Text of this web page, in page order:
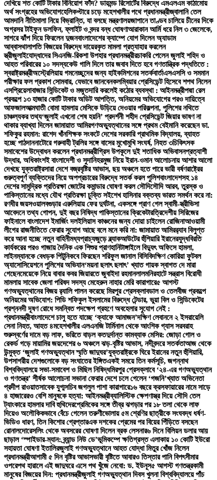
দেখিয়ে শত কোটি টাকার বিনিয়োগ ফাঁদ? ডায়মন্ড রিসোর্টের বিরুদ্ধে এমএলএম কাঠামোয়
অর্থ সংগ্রহের অভিযোগহেলিকপ্টারে চড়ে মহেশখালীর পথে প্রধানমন্ত্রীজ্বালানি তেল
আমদানি নীতিমালা নিয়ে বিভ্রান্তি, যা বলছে মন্ত্রণালয়জাপানে তাণ্ডব চালিয়ে চীনের দিকে
অগ্রসর টাইফুন ডলফিন, ফ্লাইট ও বন্দর বন্ধ ঘোষণাআরাকান আর্মি ধরে নিল ৩ জেলেকে,
সাগরে ঝাঁপ দিয়ে ফিরলেন দুজনবাংলাদেশের ক্যাম্পে যোগ দিলেন অ্যাডাম
আব্বাসথালাপতি বিজয়ের বিরুদ্ধে দায়েরকৃত মামলা প্রত্যাহার করলেন
স্ত্রীজুলাইযোদ্ধাদের সিএনজি-রিকশা উপহার প্রধানমন্ত্রীরচাকরি পেলেন জুলাই শহিদ ও
আহত পরিবারের ১০ সদস্যকেউ গালি দিলে তার জবাব দিতে হবে গণতান্ত্রিক পদ্ধতিতে :
স্বরাষ্ট্রমন্ত্রীঅস্ট্রেলিয়ায় গমনেচ্ছুদের জন্য হাইকমিশনের সতর্কবার্তাএসএসসি ও সমমান
পরীক্ষার ফল প্রকাশ সোমবার, যেভাবে জানবেনকলম্বিয়ার প্রেসিডেন্ট হিসেবে শপথ নিলেন
এসপ্রিয়েলাবাজার সিন্ডিকেট ও মজুতদারি করলেই কঠোর ব্যবস্থা : আইনমন্ত্রীপদ্মা রেল
প্রকল্পে ১৩ হাজার কোটি টাকার অডিট আপত্তি, অনিয়মের অভিযোগের পরও দায়িত্বে
আফজালআত্মঘাতী বোমা হামলায় মেসিকে উড়িয়ে দেওয়ার পরিকল্পনা, পুলিশের নথিতে
চাঞ্চল্যকর তথ্য‘জুলাই এখনো শেষ হয়নি’ প্রদর্শনী শহীদ প্রেসিডেন্ট জিয়ার ভাষণ না
থাকার ব্যাখ্যা দিলেন জামায়াত আমিরগণঅভ্যুত্থানের সঙ্গে প্রথম বেইমানি করেছেন ডা.
শফিকুর রহমান: রাশেদ খাঁনশিক্ষক সংকটে দেশের সরকারি প্রাথমিক বিদ্যালয়, ব্যাহত
হচ্ছে পাঠদাননাটোরে গরুবাহী ট্রলির সঙ্গে বাসের মুখোমুখি সংঘর্ষ, নিহত ৩চিকিৎসক
সমাবেশের উদ্বোধন করলেন প্রধানমন্ত্রীগ্রিস উপকূলে দুই শতাধিক অভিবাসনপ্রত্যাশী
উদ্ধার, অধিকাংশই বাংলাদেশী ও সুদানিহরমুজ নিয়ে ইরান-ওমান আলোচনায় আশার আলো
দেখছে যুক্তরাষ্ট্রসারা দেশে বজ্রবৃষ্টির আভাস, ছয় অঞ্চলে হতে পারে ভারী বর্ষণরাষ্ট্রের
গুরুত্বপূর্ণ ব্যক্তিদের নিয়ে অপপ্রচারের বিরুদ্ধে সতর্ক করল পুলিশবাংলাদেশসহ ১৪
দেশের সামুদ্রিক প্রতিরক্ষা জোটের কমান্ডার ঘোষণা করল সৌদিসৌদি আরব, তুরস্ক ও
পাকিস্তানের মধ্যে যৌথ প্রতিরক্ষা চুক্তি সইশেখ হাসিনার বক্তব্য ভারত সমর্থন করে না:
রণধীর জয়সওয়ালবগুড়ার এরুলিয়ায় ফের দুর্ঘটনা, একসঙ্গে প্রাণ গেল স্বামী-স্ত্রীভিসা
আবেদনে তথ্য গোপন, দুই বছর নিষিদ্ধ পাকিস্তানের ক্রিকেটারত্রিদেশীয় সিরিজের
ফাইনালে বাংলাদেশ ইমার্জিং দলইলিয়াস কাঞ্চনের জন্য দোয়া চাইলেন রোজিনাআওয়ামী
লীগের রাজনীতিতে ফেরার সুযোগ আছে বলে মনে করি না: জামায়াত আমিরর‍্যাব বিলুপ্ত
করে আনা হচ্ছে নতুন বাহিনীমধ্যপ্রাচ্যজুড়ে ব্ল্যাকআউটের হুঁশিয়ারি ইরানেরযুদ্ধবিরতি
কার্যকরের পরও গাজায় দৈনিক এক শিশুর প্রাণহানিটাঙ্গাইলে বিদ্যুৎ অফিসে হামলা,
লাইনম্যানকে বেধড়ক পিটুনিকবে ফিরছেন শরিফুল জানাল বিসিবিদক্ষিণ কোরিয়া ফুটবল
অ্যাসোসিয়েশনে পুলিশের অভিযান‘ময়না ছলাৎ ছলাৎ’ খ্যাত গায়ক স্বাগত দে মারা
গেছেনমেয়েকে নিয়ে বাবার কবর জিয়ারতে জুবাইদা রহমানলালমনিরহাটে সন্ত্রাস বিরোধী
মামলায় সাবেক জেলা পরিষদ সদস্য মেহেরুন নাহার মেরি কারাগারে৫ আগস্ট
গণঅভ্যুত্থানের বিজয় র‍্যালি পালন করেছে মিরপুর প্রেসক্লাবডাল ও তেলবীজ প্রকল্পে
অনিয়মের অভিযোগ: পিডি শফিকুল ইসলামের বিরুদ্ধে টেন্ডার, ভুয়া বিল ও সিন্ডিকেটের
প্রশ্ননদী দূষণ রোধে সমন্বিত পদক্ষেপ গ্রহণে অবহেলার সুযোগ নেই :
প্রধানমন্ত্রীবাংলাদেশে চালু হতে যাচ্ছে ‘ক্যাফে আমাজন’দক্ষিণ লেবাননে ২ ইসরায়েলি
সেনা নিহত, আহত ৪মহেশখালীর এলএনজি টার্মিনাল থেকে আংশিক গ্যাস সরবরাহ
শুরুস্বর্ণের দামে বড় লাফ, ভরিতে বাড়ল কতদুর্দান্ত কামব্যাক মেসির: জোড়া গোল ও
রেকর্ড গড়ে মায়ামির জয়দেশের ৬ অঞ্চলে ঝড়-বৃষ্টির আভাস, নদীবন্দরে সতর্কতাআজ থেকে
উন্মুক্ত ‘জুলাই গণঅভ্যুত্থান স্মৃতি জাদুঘর’যুক্তরাষ্ট্রকে ঘিরে ইরানের নতুন হুঁশিয়ারি,
উপসাগরীয় দেশগুলোকে বড় সংঘাতের ইঙ্গিতএকই সময়ে তিন কর্মসূচি, জগন্নাথ
বিশ্ববিদ্যালয়ে সভা-সমাবেশ ও মিছিল নিষিদ্ধমিরপুর প্রেসক্লাবে ‘২৪-এর গণঅভ্যুত্থান
ও গণতন্ত্র’ শীর্ষক আলোচনা সভানা ফেরার দেশে চলে গেলেন ‘গজনি’খ্যাত অভিনেতা
প্রদীপ রাওয়াতসাবেক যুগ্মসচিব জগলুল পাশা কারাগারে১৬ বছরে ক্রসফায়ারের নামে সাড়ে
৪ হাজারেরও বেশি মানুষকে হত্যা: আইনমন্ত্রীব্যালিস্টিক ক্ষেপণাস্ত্র দিয়ে সৌদি তেল
ট্যাংকারে হামলার দাবি হুথিদেরপ্রেমিকের সঙ্গে তীব্র ঝগড়ার পর ১৮ তলা থেকে লাফ
দিয়েও অলৌকিকভাবে বেঁচে গেলেন তরুণীভোলায় ৫ম শ্রেণির ছাত্রীকে সংঘবদ্ধ ধর্ষণ-
ভিডিও ধারণ, তিন কিশোর গ্রেপ্তারএক দশকের প্রেমের পর বিয়ের পিঁড়িতে বসছেন
রোনালদোরেসলিং থেকে অবসরের ঘোষণা দিলেন ব্রক লেসনার৬ দিনে বিলিয়ন ডলার আয়
ছাড়াল ‘স্পাইডার-ম্যান: ব্র্যান্ড নিউ ডে’ভূমিকম্পে ক্ষতিগ্রস্ত এলাকায় ১০ কোটি ইউরো
সহায়তা ঘোষণা ইতালিরজুলাই গণঅভ্যুত্থানে আহত যোদ্ধা মিতুর খোঁজ নিলেন
প্রধানমন্ত্রীআগামী ৫ দিন বৃষ্টির আভাসভারী বৃষ্টিতে আবারও তিস্তার পানি বিপৎসীমার
ওপরেপথ হারালে এই জাদুঘরে এসে পথ খুঁজে নেবো: ড. ইউনূস৫ আগস্ট গণতন্ত্রকামী
মানুষের বিজয়ের দিন: প্রধানমন্ত্রীজুলাই গণঅভ্যুত্থান দিবস খুলনা বিশ্ববিদ্যালয়ে পাঁচ